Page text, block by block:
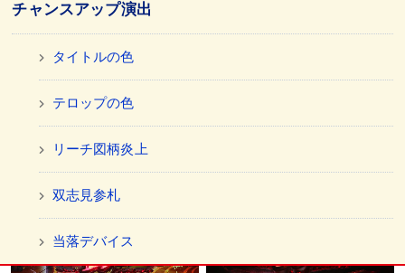
チャンスアップ演出
タイトルの色
テロップの色
リーチ図柄炎上
双志見参札
当落デバイス